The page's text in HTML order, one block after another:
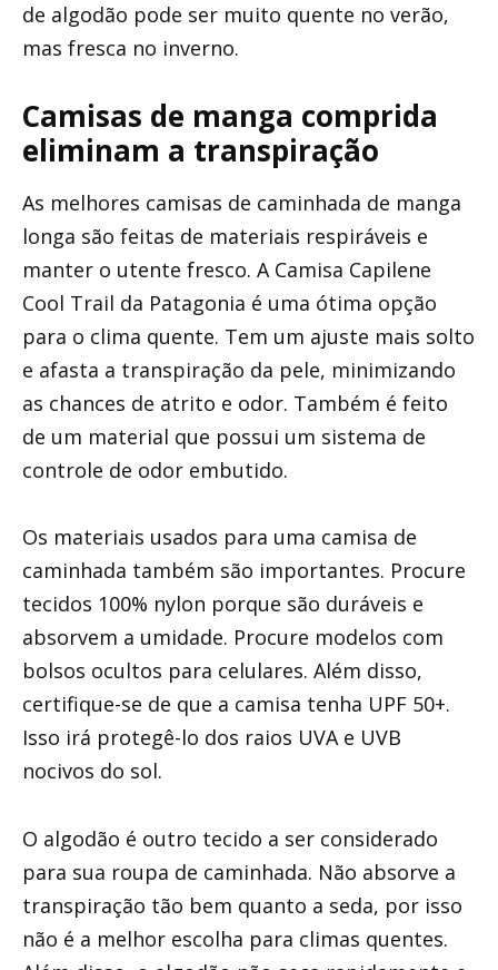
de algodão pode ser muito quente no verão,
mas fresca no inverno.
Camisas de manga comprida
eliminam a transpiração
As melhores camisas de caminhada de manga
longa são feitas de materiais respiráveis ​​e
manter o utente fresco. A Camisa Capilene
Cool Trail da Patagonia é uma ótima opção
para o clima quente. Tem um ajuste mais solto
e afasta a transpiração da pele, minimizando
as chances de atrito e odor. Também é feito
de um material que possui um sistema de
controle de odor embutido.
Os materiais usados ​​para uma camisa de
caminhada também são importantes. Procure
tecidos 100% nylon porque são duráveis ​​e
absorvem a umidade. Procure modelos com
bolsos ocultos para celulares. Além disso,
certifique-se de que a camisa tenha UPF 50+.
Isso irá protegê-lo dos raios UVA e UVB
nocivos do sol.
O algodão é outro tecido a ser considerado
para sua roupa de caminhada. Não absorve a
transpiração tão bem quanto a seda, por isso
não é a melhor escolha para climas quentes.